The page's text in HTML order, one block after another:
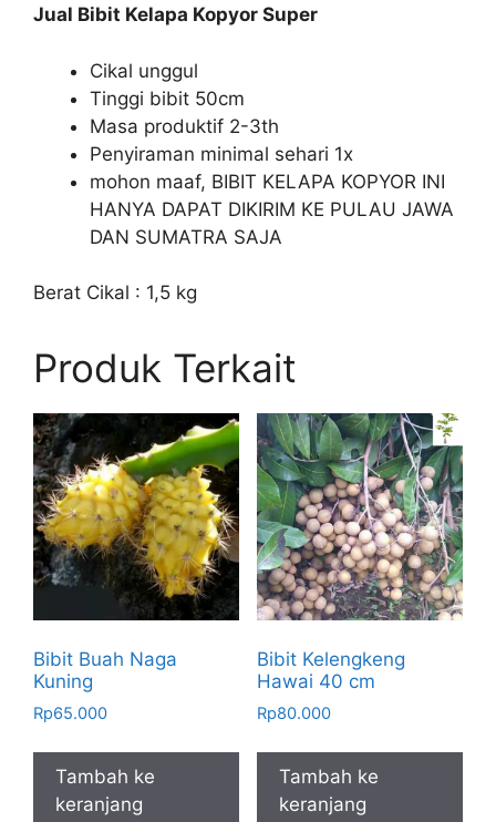
Jual Bibit Kelapa Kopyor Super
Cikal unggul
Tinggi bibit 50cm
Masa produktif 2-3th
Penyiraman minimal sehari 1x
mohon maaf, BIBIT KELAPA KOPYOR INI
HANYA DAPAT DIKIRIM KE PULAU JAWA
DAN SUMATRA SAJA
Berat Cikal : 1,5 kg
Produk Terkait
Bibit Buah Naga
Kuning
Rp65.000
Tambah ke
keranjang
Bibit Kelengkeng
Hawai 40 cm
Rp80.000
Tambah ke
keranjang